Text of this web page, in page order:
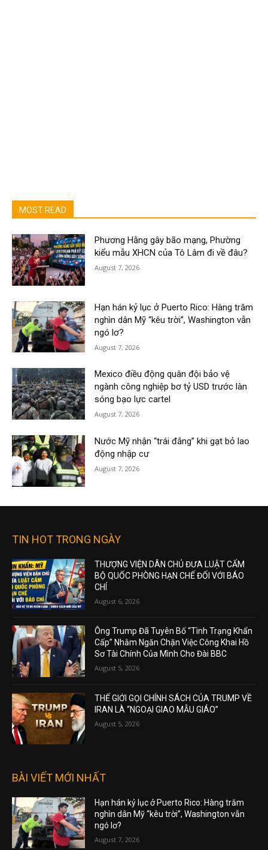
MOST READ
Phương Hằng gây bão mạng, Phường
kiểu mẫu XHCN của Tô Lâm đi về đâu?
August 7, 2026
Hạn hán kỷ lục ở Puerto Rico: Hàng trăm
nghìn dân Mỹ “kêu trời”, Washington vẫn
ngó lơ?
August 7, 2026
Mexico điều động quân đội bảo vệ
ngành công nghiệp bơ tỷ USD trước làn
sóng bạo lực cartel
August 7, 2026
Nước Mỹ nhận “trái đắng” khi gạt bỏ lao
động nhập cư
August 7, 2026
TIN HOT TRONG NGÀY
THƯỢNG VIỆN DÂN CHỦ ĐƯA LUẬT CẤM
BỘ QUỐC PHÒNG HẠN CHẾ ĐỐI VỚI BÁO
CHÍ
August 6, 2026
Ông Trump Đã Tuyên Bố “Tình Trạng Khẩn
Cấp” Nhằm Ngăn Chặn Việc Công Khai Hồ
Sơ Tài Chính Của Mình Cho Đài BBC
August 5, 2026
THẾ GIỚI GỌI CHÍNH SÁCH CỦA TRUMP VỀ
IRAN LÀ “NGOẠI GIAO MẪU GIÁO”
August 5, 2026
BÀI VIẾT MỚI NHẤT
Hạn hán kỷ lục ở Puerto Rico: Hàng trăm
nghìn dân Mỹ “kêu trời”, Washington vẫn
ngó lơ?
August 7, 2026